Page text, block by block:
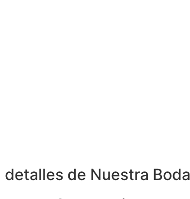
detalles de Nuestra Boda